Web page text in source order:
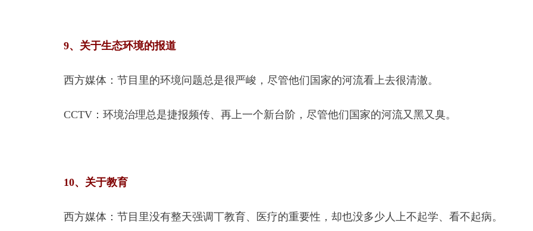
9、关于生态环境的报道
西方媒体：节目里的环境问题总是很严峻，尽管他们国家的河流看上去很清澈。
CCTV：环境治理总是捷报频传、再上一个新台阶，尽管他们国家的河流又黑又臭。
西方媒体：节目里没有整天强调丅教育、医疗的重要性，却也没多少人上不起学、看不起病。